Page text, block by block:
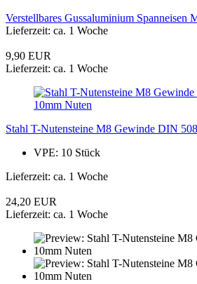
Verstellbares Gussaluminium Spanneisen
Lieferzeit: ca. 1 Woche
9,90 EUR
Lieferzeit: ca. 1 Woche
Stahl T-Nutensteine M8 Gewinde DIN
VPE: 10 Stück
Lieferzeit: ca. 1 Woche
24,20 EUR
Lieferzeit: ca. 1 Woche